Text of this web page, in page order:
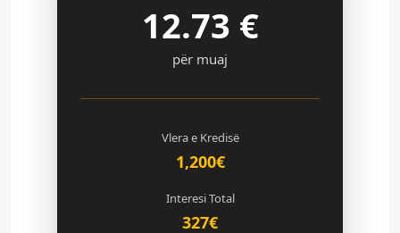
12.73 €
për muaj
Vlera e Kredisë
1,200€
Interesi Total
327€